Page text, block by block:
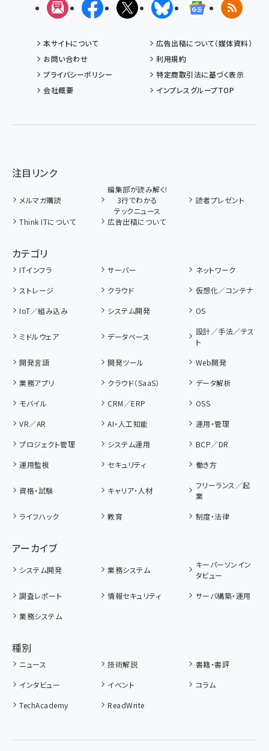
メルマガFacebookX(エックス)BlueskyGoogleニュ
RSS
本サイトについて
広告出稿について（媒体資料）
お問い合わせ
利用規約
プライバシーポリシー
特定商取引法に基づく表示
会社概要
インプレスグループTOP
注目リンク
メルマガ購読
編集部が読み解く!
3行でわかる
テックニュース
読者プレゼント
Think ITについて 広告出稿について
カテゴリ
ITインフラ サーバー
ネットワーク
ストレージ
クラウド
仮想化／コンテナ
IoT／組み込み
システム開発 OS
ミドルウェア データベース
設計／手法／テス
ト
開発言語
開発ツール
Web開発
業務アプリ
クラウド（SaaS）
データ解析
モバイル
CRM／ERP
OSS
VR／AR
AI・人工知能
運用・管理
プロジェクト管理
システム運用
BCP／DR
運用監視
セキュリティ 働き方
資格・試験 キャリア・人材
フリーランス／起
業
ライフハック
教育 制度・法律
アーカイブ
システム開発 業務システム
キーパーソンイン
タビュー
調査レポート
情報セキュリティ
サーバ構築・運用
業務システム
種別
ニュース 技術解説
書籍・書評
インタビュー
イベント
コラム
TechAcademy
ReadWrite